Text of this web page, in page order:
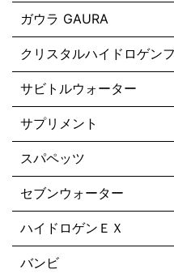
ガウラ GAURA
クリスタルハイドロゲン
サビトルウォーター
サプリメント
スパペッツ
セブンウォーター
ハイドロゲンＥＸ
バンビ